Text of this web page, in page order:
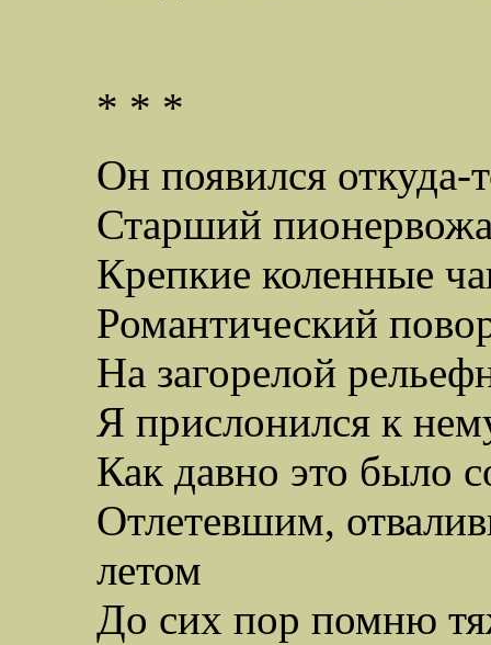
* * *
Он появился откуда-
Старший
Крепкие коленные
Романтический
На загорелой
Я прислонился к
Как давно это было
Отлетевшим,
летом
До сих пор помню